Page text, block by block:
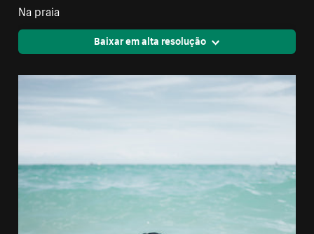
Na praia
Baixar em alta resolução